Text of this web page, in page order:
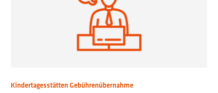
Kindertagesstätten Gebührenübernahme